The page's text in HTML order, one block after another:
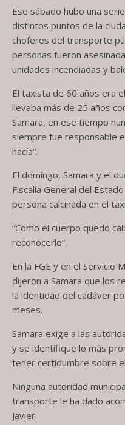
Ese sábado hubo una
distintos puntos de la
choferes del transporte
personas fueron
unidades incendiadas y
El taxista de 60 años era
llevaba más de 25 años
Samara, en ese tiempo
siempre fue responsable
hacía”.
El domingo, Samara y el
Fiscalía General del
persona calcinada en el
“Como el cuerpo quedó
reconocerlo”.
En la FGE y en el Servicio
dijeron a Samara que los
la identidad del cadáver
meses.
Samara exige a las
y se identifique lo más
tener certidumbre sobre
Ninguna autoridad
transporte le ha dado
Javier.